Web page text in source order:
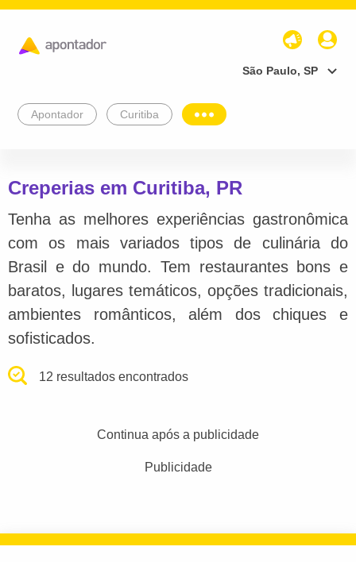
São Paulo, SP
Apontador Curitiba
Creperias em Curitiba, PR
Tenha as melhores experiências gastronômica
com os mais variados tipos de culinária do
Brasil e do mundo. Tem restaurantes bons e
baratos, lugares temáticos, opções tradicionais,
ambientes românticos, além dos chiques e
sofisticados.
12 resultados encontrados
Continua após a publicidade
Publicidade